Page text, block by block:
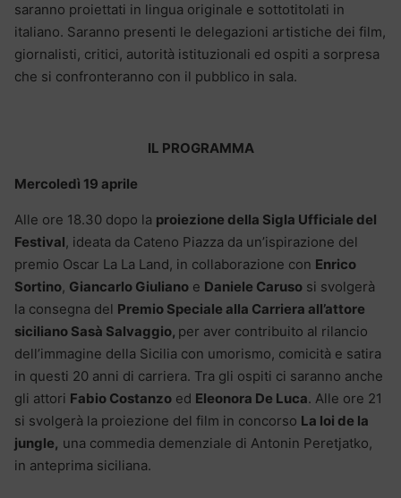
saranno proiettati in lingua originale e sottotitolati in
italiano. Saranno presenti le delegazioni artistiche dei film,
giornalisti, critici, autorità istituzionali ed ospiti a sorpresa
che si confronteranno con il pubblico in sala.
IL PROGRAMMA
Mercoledì 19 aprile
Alle ore 18.30 dopo la proiezione della Sigla Ufficiale del
Festival, ideata da Cateno Piazza da un’ispirazione del
premio Oscar La La Land, in collaborazione con Enrico
Sortino, Giancarlo Giuliano e Daniele Caruso si svolgerà
la consegna del Premio Speciale alla Carriera all’attore
siciliano Sasà Salvaggio, per aver contribuito al rilancio
dell’immagine della Sicilia con umorismo, comicità e satira
in questi 20 anni di carriera. Tra gli ospiti ci saranno anche
gli attori Fabio Costanzo ed Eleonora De Luca. Alle ore 21
si svolgerà la proiezione del film in concorso La loi de la
jungle, una commedia demenziale di Antonin Peretjatko,
in anteprima siciliana.